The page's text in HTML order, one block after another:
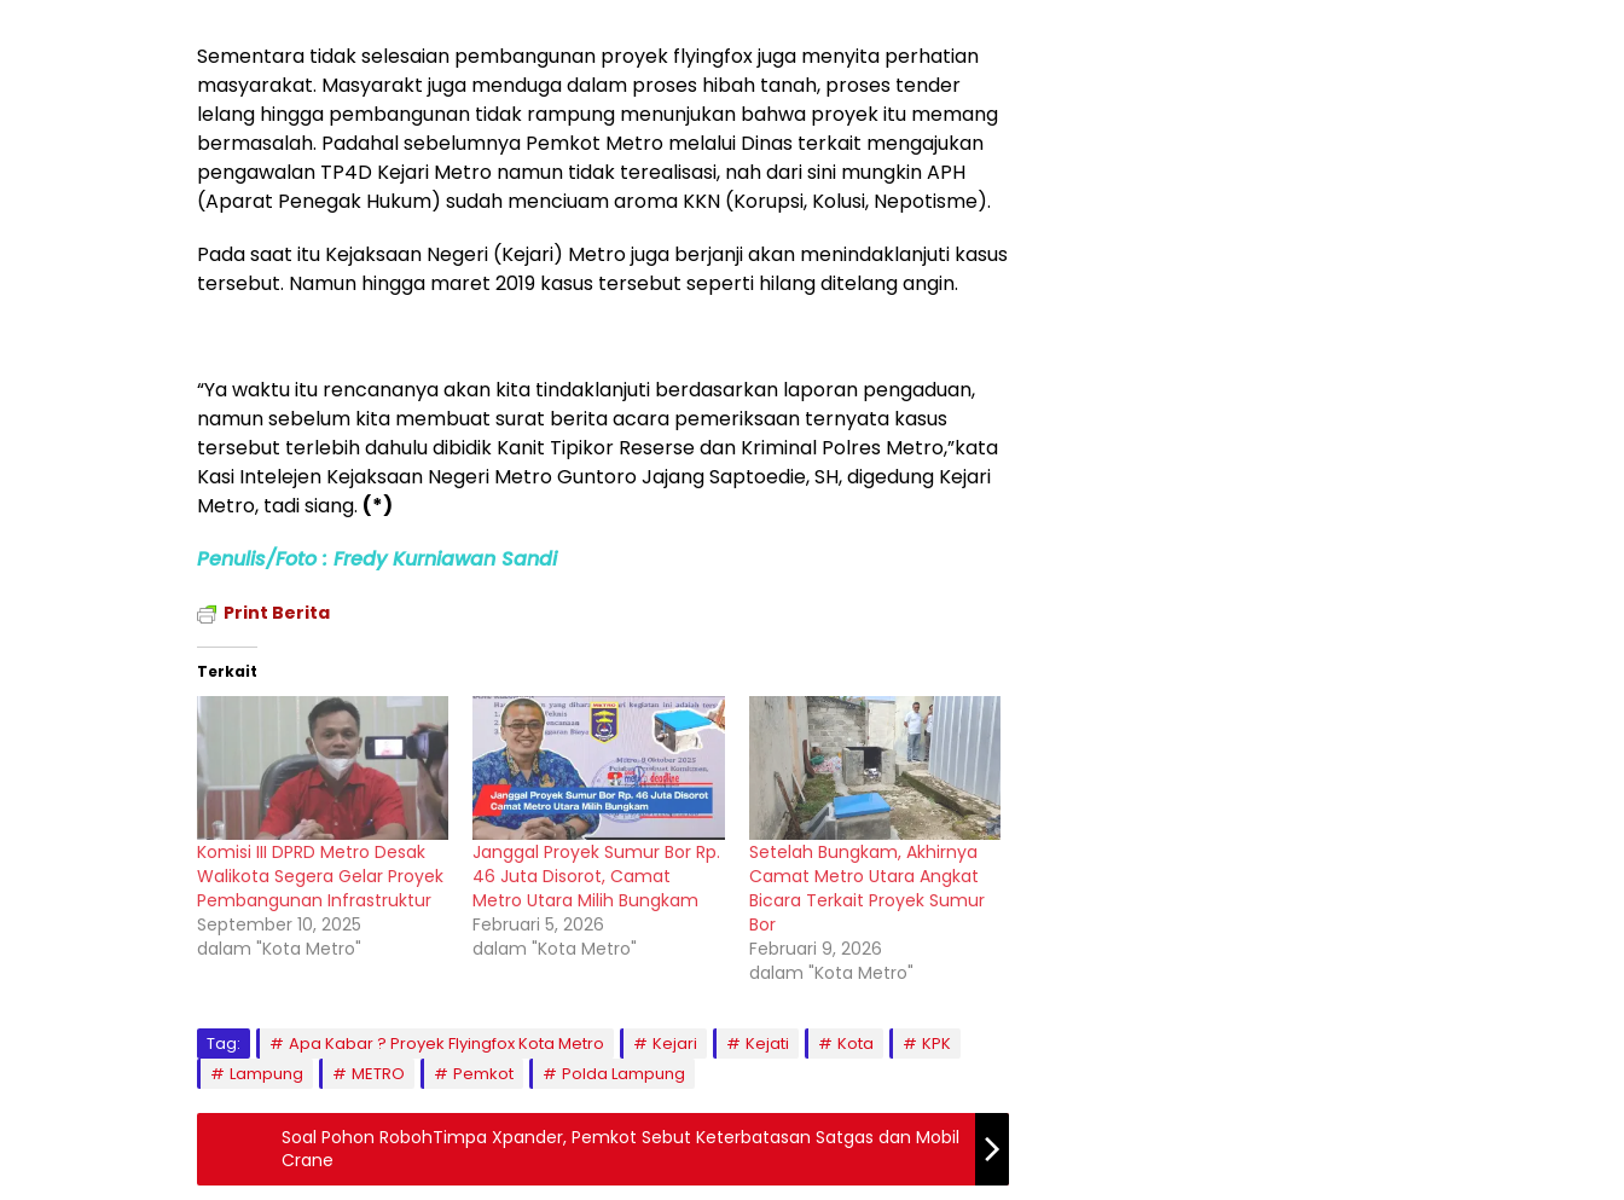
Sementara tidak selesaian pembangunan proyek flyingfox juga menyita perhatian
masyarakat. Masyarakt juga menduga dalam proses hibah tanah, proses tender
lelang hingga pembangunan tidak rampung menunjukan bahwa proyek itu memang
bermasalah. Padahal sebelumnya Pemkot Metro melalui Dinas terkait mengajukan
pengawalan TP4D Kejari Metro namun tidak terealisasi, nah dari sini mungkin APH
(Aparat Penegak Hukum) sudah menciuam aroma KKN (Korupsi, Kolusi, Nepotisme).
Pada saat itu Kejaksaan Negeri (Kejari) Metro juga berjanji akan menindaklanjuti kasus
tersebut. Namun hingga maret 2019 kasus tersebut seperti hilang ditelang angin.
“Ya waktu itu rencananya akan kita tindaklanjuti berdasarkan laporan pengaduan,
namun sebelum kita membuat surat berita acara pemeriksaan ternyata kasus
tersebut terlebih dahulu dibidik Kanit Tipikor Reserse dan Kriminal Polres Metro,”kata
Kasi Intelejen Kejaksaan Negeri Metro Guntoro Jajang Saptoedie, SH, digedung Kejari
Metro, tadi siang. (*)
Penulis/Foto : Fredy Kurniawan Sandi
Print Berita
Terkait
Komisi III DPRD Metro Desak
Walikota Segera Gelar Proyek
Pembangunan Infrastruktur
September 10, 2025
dalam "Kota Metro"
Janggal Proyek Sumur Bor Rp.
46 Juta Disorot, Camat
Metro Utara Milih Bungkam
Februari 5, 2026
dalam "Kota Metro"
Setelah Bungkam, Akhirnya
Camat Metro Utara Angkat
Bicara Terkait Proyek Sumur
Bor
Februari 9, 2026
dalam "Kota Metro"
Tag: Apa Kabar ? Proyek Flyingfox Kota Metro Kejari Kejati Kota
KPK
Lampung
METRO Pemkot Polda Lampung
Soal Pohon RobohTimpa Xpander, Pemkot Sebut Keterbatasan Satgas dan Mobil
Crane